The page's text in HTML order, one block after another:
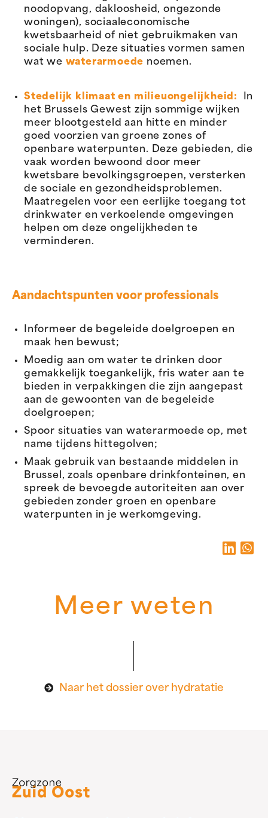
noodopvang, dakloosheid, ongezonde
woningen), sociaaleconomische
kwetsbaarheid of niet gebruikmaken van
sociale hulp. Deze situaties vormen samen
wat we waterarmoede noemen.
Stedelijk klimaat en milieuongelijkheid:
In
het Brussels Gewest zijn sommige wijken
meer blootgesteld aan hitte en minder
goed voorzien van groene zones of
openbare waterpunten. Deze gebieden, die
vaak worden bewoond door meer
kwetsbare bevolkingsgroepen, versterken
de sociale en gezondheidsproblemen.
Maatregelen voor een eerlijke toegang tot
drinkwater en verkoelende omgevingen
helpen om deze ongelijkheden te
verminderen.
Aandachtspunten voor professionals
Informeer de begeleide doelgroepen en
maak hen bewust;
Moedig aan om water te drinken door
gemakkelijk toegankelijk, fris water aan te
bieden in verpakkingen die zijn aangepast
aan de gewoonten van de begeleide
doelgroepen;
Spoor situaties van waterarmoede op, met
name tijdens hittegolven;
Maak gebruik van bestaande middelen in
Brussel, zoals openbare drinkfonteinen, en
spreek de bevoegde autoriteiten aan over
gebieden zonder groen en openbare
waterpunten in je werkomgeving.
Meer weten
Naar het dossier over hydratatie